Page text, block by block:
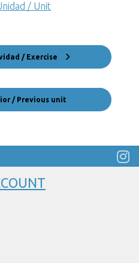
/ Previous unit
/ Unit
/ Exercise